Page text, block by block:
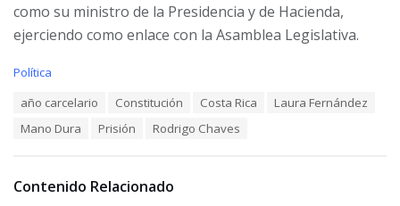
como su ministro de la Presidencia y de Hacienda,
ejerciendo como enlace con la Asamblea Legislativa.
C
i
Política
año carcelario Constitución Costa Rica
Laura Fernández
Mano Dura
Prisión Rodrigo Chaves
Contenido Relacionado